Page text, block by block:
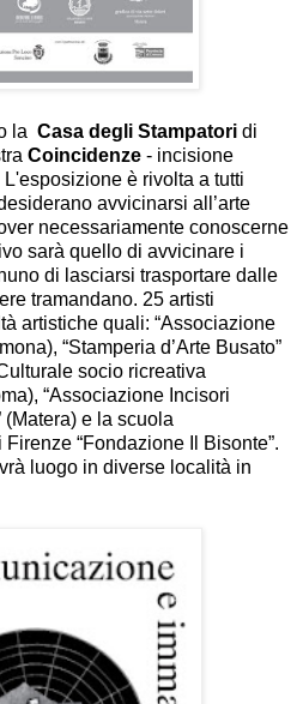
la Casa degli Stampatori di
Coincidenze - incisione
è rivolta a tutti
avvicinarsi all’arte
necessariamente conoscerne
sarà quello di avvicinare i
di lasciarsi trasportare dalle
tramandano. 25 artisti
artistiche quali: “Associazione
“Stamperia d’Arte Busato”
socio ricreativa
“Associazione Incisori
e la scuola
“Fondazione Il Bisonte”.
luogo in diverse località in